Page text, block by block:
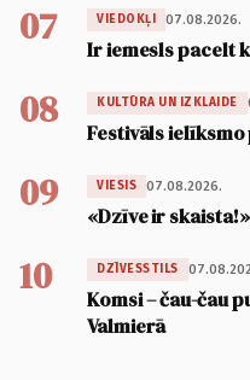
07 VIEDOKĻI 07.08.2026.
Ir iemesls pacelt
08 KULTŪRA UN IZKLAIDE
Festivāls
09 VIESIS 07.08.2026.
«Dzīve ir skaista!»
10 DZĪVESSTILS
Komsi – čau-čau
Valmierā